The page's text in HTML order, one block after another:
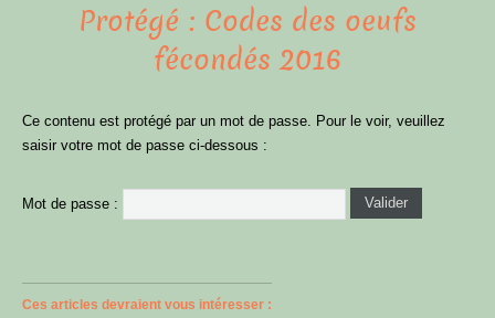
Protégé : Codes des oeufs
fécondés 2016
Ce contenu est protégé par un mot de passe. Pour le voir, veuillez
saisir votre mot de passe ci-dessous :
Mot de passe :
Ces articles devraient vous intéresser :